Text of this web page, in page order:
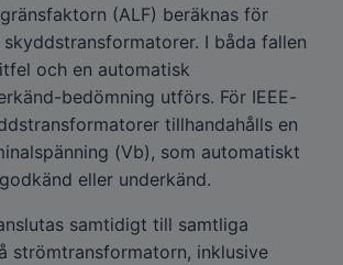
(ALF) beräknas för
skyddstransformatorer. I båda fallen
och en automatisk
bedömning utförs. För IEEE-
tillhandahålls en
(Vb), som automatiskt
eller underkänd.
samtidigt till samtliga
strömtransformatorn, inklusive